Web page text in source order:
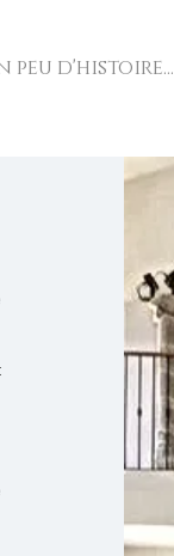
peu d'histoire...